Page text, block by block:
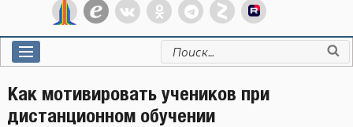
Искать:
Как мотивировать учеников при
дистанционном обучении